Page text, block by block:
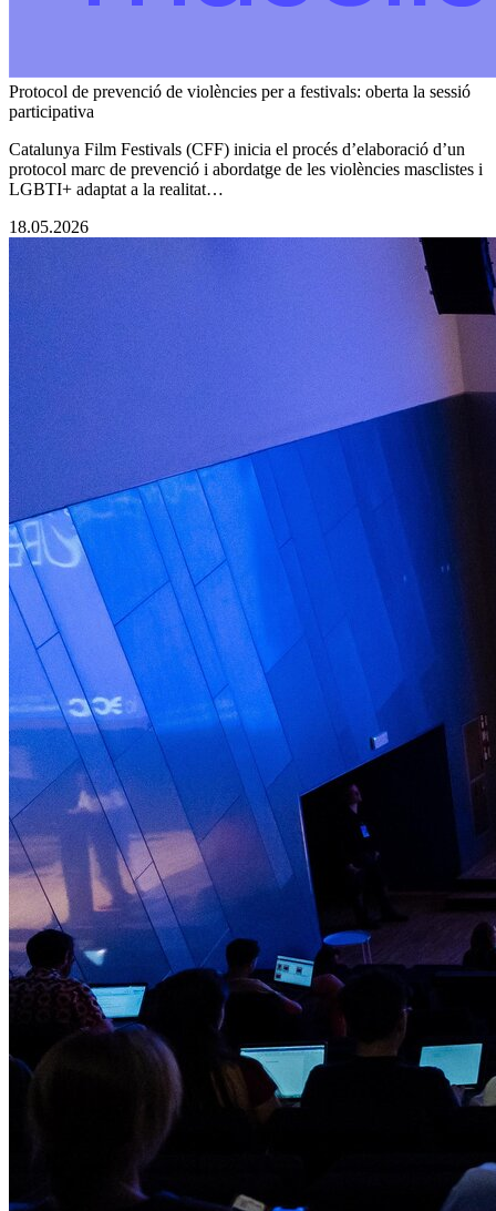
Protocol de prevenció de violències per a festivals: oberta la sessió
participativa
Catalunya Film Festivals (CFF) inicia el procés d’elaboració d’un
protocol marc de prevenció i abordatge de les violències masclistes i
LGBTI+ adaptat a la realitat…
18.05.2026